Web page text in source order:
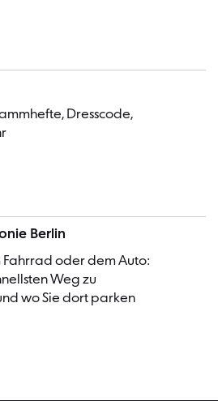
Dresscode,
Berlin
Fahrrad oder dem Auto:
Weg zu
wo Sie dort parken